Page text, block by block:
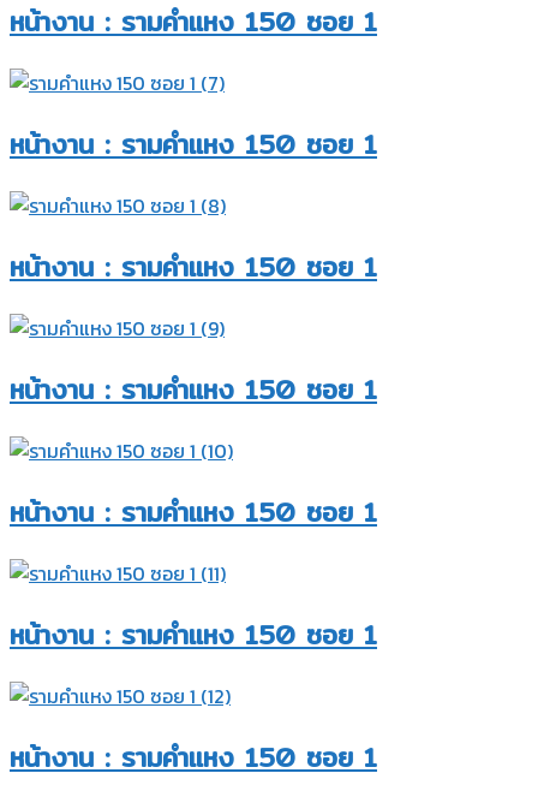
หน้างาน : รามคำแหง 150 ซอย 1
หน้างาน : รามคำแหง 150 ซอย 1
หน้างาน : รามคำแหง 150 ซอย 1
หน้างาน : รามคำแหง 150 ซอย 1
หน้างาน : รามคำแหง 150 ซอย 1
หน้างาน : รามคำแหง 150 ซอย 1
หน้างาน : รามคำแหง 150 ซอย 1